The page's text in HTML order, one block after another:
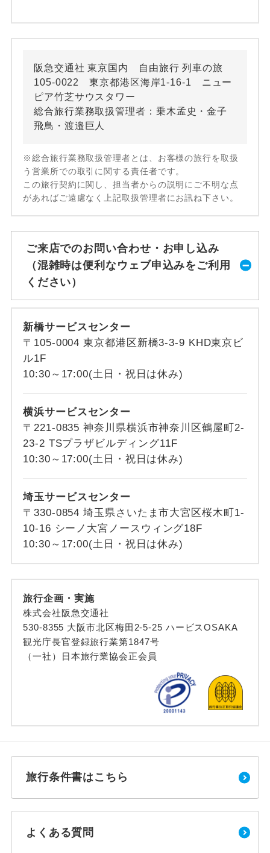
阪急交通社 東京国内 自由旅行 列車の旅
105-0022 東京都港区海岸1-16-1 ニュー
ピア竹芝サウスタワー
総合旅行業務取扱管理者：乗木孟史・金子
飛鳥・渡邉巨人
※総合旅行業務取扱管理者とは、お客様の旅行を取扱
う営業所での取引に関する責任者です。
この旅行契約に関し、担当者からの説明にご不明な点
があればご遠慮なく上記取扱管理者にお訊ね下さい。
ご来店でのお問い合わせ・お申し込み
（混雑時は便利なウェブ申込みをご利用
ください）
新橋サービスセンター
〒105-0004 東京都港区新橋3-3-9 KHD東京ビ
ル1F
10:30～17:00(土日・祝日は休み)
横浜サービスセンター
〒221-0835 神奈川県横浜市神奈川区鶴屋町2-
23-2 TSプラザビルディング11F
10:30～17:00(土日・祝日は休み)
埼玉サービスセンター
〒330-0854 埼玉県さいたま市大宮区桜木町1-
10-16 シーノ大宮ノースウィング18F
10:30～17:00(土日・祝日は休み)
旅行企画・実施
株式会社阪急交通社
530-8355 大阪市北区梅田2-5-25 ハービスOSAKA
観光庁長官登録旅行業第1847号
（一社）日本旅行業協会正会員
旅行条件書はこちら
よくある質問